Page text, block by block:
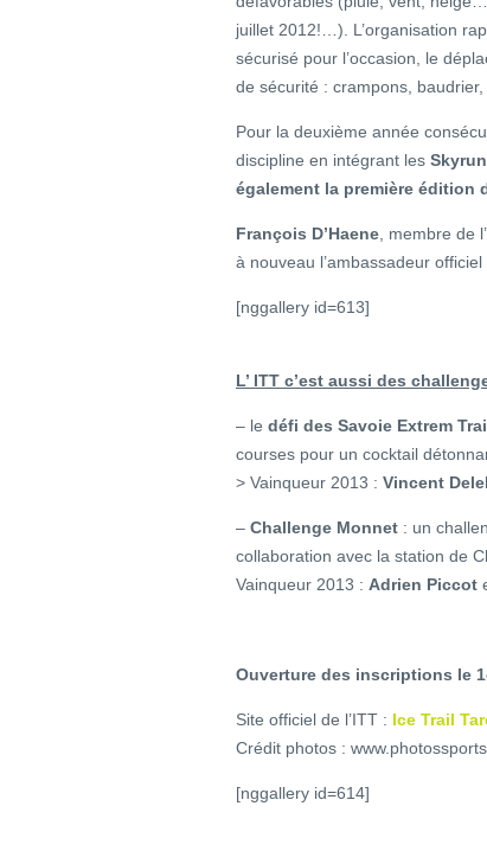
juillet 2012!…). L’organisation
sécurisé pour l’occasion, le
de sécurité : crampons,
Pour la deuxième année
discipline en intégrant les
également la première édition
François D’Haene , membre de
à nouveau l’ambassadeur officiel
[nggallery id=613]
L’ ITT c’est aussi des
– le défi des Savoie Extrem
courses pour un cocktail
> Vainqueur 2013 : Vincent
– Challenge Monnet : un
collaboration avec la station de
Vainqueur 2013 : Adrien Piccot
Ouverture des inscriptions le
Site officiel de l’ITT : Ice Trail
Crédit photos :
[nggallery id=614]